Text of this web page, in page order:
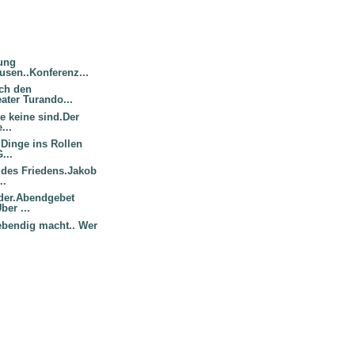
den
Turando...
keine sind.Der
ins Rollen
Friedens.Jakob
...
macht.. Wer